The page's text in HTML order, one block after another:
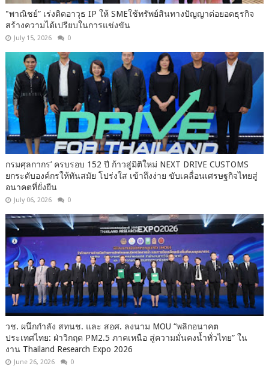
"พาณิชย์” เร่งติดอาวุธ IP ให้ SMEใช้ทรัพย์สินทางปัญญาต่อยอดธุรกิจ
สร้างความได้เปรียบในการแข่งขัน
July 15, 2026 0
กรมศุลกากร’ ครบรอบ 152 ปี ก้าวสู่มิติใหม่ NEXT DRIVE CUSTOMS
ยกระดับองค์กรให้ทันสมัย โปร่งใส เข้าถึงง่าย ขับเคลื่อนเศรษฐกิจไทยสู่
อนาคตที่ยั่งยืน
July 06, 2026 0
วช. ผนึกกำลัง สทนช. และ สอศ. ลงนาม MOU “พลิกอนาคต
ประเทศไทย: ฝ่าวิกฤต PM2.5 ภาคเหนือ สู่ความมั่นคงน้ำทั่วไทย” ใน
งาน Thailand Research Expo 2026
June 26, 2026 0